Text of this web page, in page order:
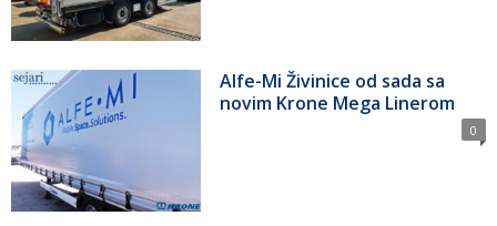
Alfe-Mi Živinice od sada sa
novim Krone Mega Linerom
0